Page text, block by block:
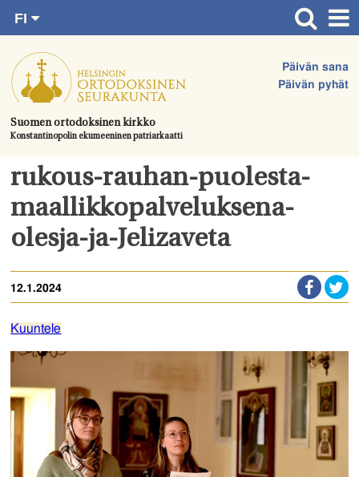
suoraan
sisältöön.
Suomen ortodoksinen kirkko
Konstantinopolin ekumeeninen patriarkaatti
Päivän sana
Päivän pyhät
FI
SV
EN
UA
Etusivu
Ajankohtaista
Juhlat & toimitukset
Kirkot
Apua & tukea
Tule mukaan
Yhteystiedot
rukous-rauhan-puolesta-
maallikkopalveluksena-
olesja-ja-Jelizaveta
12.1.2024
Kuuntele